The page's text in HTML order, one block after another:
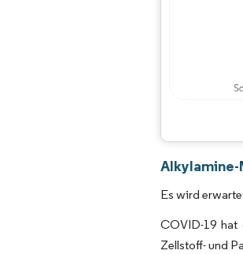
Es wird
COVID-19 hat
Zellstoff- und